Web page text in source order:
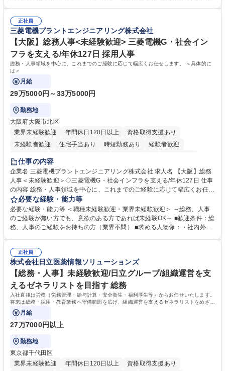
募集職種 【大阪・京都・滋賀】営業事務 ※未経験可
えて、お客様や社員の状況に合わせ、能動的なサポート、改善の動きも期
待され。組織を支えるスペシャリストとして、チームに貢献し、結果的に
社員から頼られる存在になることができます。平均19:30の退勤以降の業
務の持ち帰りも禁止されており、メリハリのある働き方となります。 学
歴・資格 学歴：大学院 大学 高専 短大 語学力： 資格：
正社員
三菱電機プラントエンジニアリング株式会社
【大阪】総務人事<未経験歓迎> 三菱電機G・社会イン
フラを支える/年休127日 採用人事
総務・人事領域を中心に、これまでのご経験に応じて幅広くお任せします。 ＜具体的に
は＞
月給
29万5000円～33万5000円
勤務地
大阪府大阪市北区
業界未経験歓迎
年間休日120日以上
資格取得支援あり
未経験者歓迎
住宅手当あり 時短勤務あり
経験者歓迎
退職金あり
駅近5分以内
土日祝休み 服装自由 寮・社宅あり 食事補助あり
仕事の内容
企業名 三菱電機プラントエンジニアリング株式会社 求人名 【大阪】総務
人事＜未経験歓迎＞◇三菱電機G・社会インフラを支える/年休127日 仕事
の内容 総務・人事領域を中心に、これまでのご経験に応じて幅広くお任せ
します。 ＜具体的には＞ ・総務/人事労務（給与・社保・勤怠管理など）
・採用・教育研修 ・福利厚生運用 など ※基本的には事務所勤務ですが、
採用や教育等の業務内容により、関西圏以外への日帰り・宿泊を伴う国内
出張もございます。 ※担当業務を持ちつつ、お互いに助け合いながら、総
必要な経験・能力等
必要な経験・能力等 ＜職種未経験歓迎・業界未経験歓迎＞ ～総務、人事
のご経験が無い方でも、意欲のある方であれば未経験OK～ ■歓迎条件：総
務、人事のご経験をお持ちの方（業界不問） ■求める人物像：・社内外の
正社員
株式会社日立医薬情報ソリューションズ
【総務・人事】未経験歓迎/日立グループ/組織運営を支
えるゼネラリストを目指す 総務
入社直後は労務（労務管理・給与計算・安全衛生・福利厚生等）からお任せいたします。
将来は総務・採用・教育業務へ守備範囲を広げ、組織運営を支えるゼネラリストをめざせ
ます。
月給
27万7000円以上
勤務地
東京都千代田区
業界未経験歓迎
年間休日120日以上 資格取得支援あり